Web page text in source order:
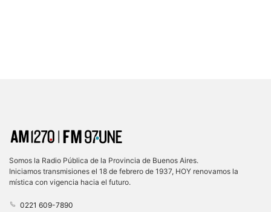
Somos la Radio Pública de la Provincia de Buenos Aires.
Iniciamos transmisiones el 18 de febrero de 1937, HOY renovamos la
mística con vigencia hacia el futuro.
0221 609-7890